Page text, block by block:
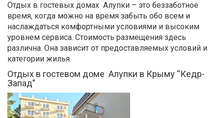
Отдых в гостевых домах Алупки – это беззаботное
время, когда можно на время забыть обо всем и
наслаждаться комфортными условиями и высоким
уровнем сервиса. Стоимость размещения здесь
различна. Она зависит от предоставляемых условий и
категории жилья.
Отдых в гостевом доме Алупки в Крыму “Кедр-
Запад”